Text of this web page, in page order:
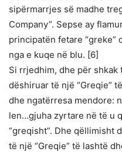
sipërmarrjes së madhe
Company”. Sepse ay
principatën fetare “greke”
nga e kuqe në blu. [6]
Si rrjedhim, dhe për
dëshiruar të një “Greqie”
dhe ngatërresa mendore:
len…gjuha zyrtare në të u
“greqisht”. Dhe qëllimisht
të një “Greqie” të lashtë